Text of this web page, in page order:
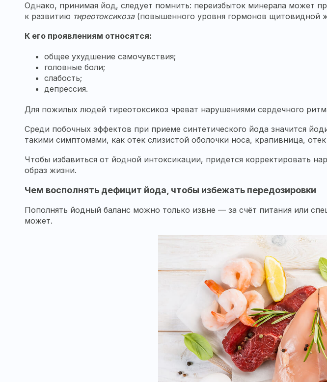
Однако, принимая йод, следует помнить: переизбыток минерала может
к развитию тиреотоксикоза(повышенного уровня гормонов щитовидной
К его проявлениям относятся:
общее ухудшение самочувствия;
головные боли;
слабость;
депрессия.
Для пожилых людей тиреотоксикоз чреват нарушениями сердечного
Среди побочных эффектов при приеме синтетического йода значится
такими симптомами, как отек слизистой оболочки носа, крапивница,
Чтобы избавиться от йодной интоксикации, придется корректировать
образ жизни.
Чем восполнять дефицит йода, чтобы избежать передозировки
Пополнять йодный баланс можно только извне — за счёт питания или
может.